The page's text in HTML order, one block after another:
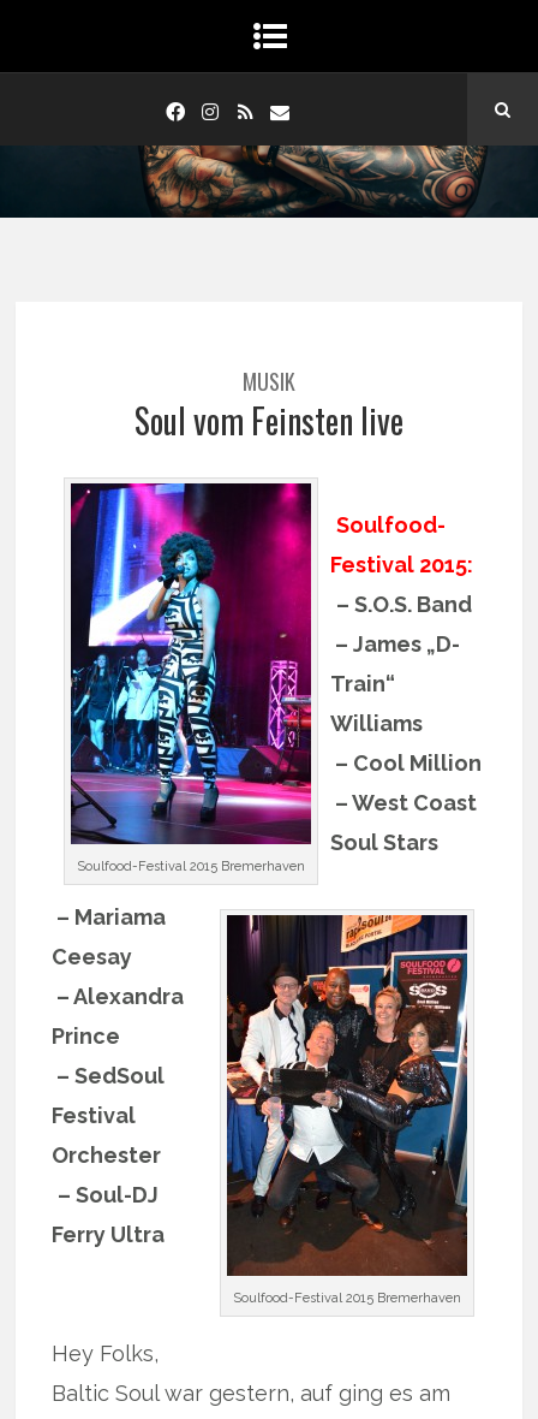
MUSIK
Soul vom Feinsten live
Soulfood-Festival 2015 Bremerhaven
Soulfood-Festival 2015 Bremerhaven
Soulfood-
Festival 2015:
– S.O.S. Band
– James „D-
Train“
Williams
– Cool Million
– West Coast
Soul Stars
– Mariama
Ceesay
– Alexandra
Prince
– SedSoul
Festival
Orchester
– Soul-DJ
Ferry Ultra
Hey Folks,
Baltic Soul war gestern, auf ging es am